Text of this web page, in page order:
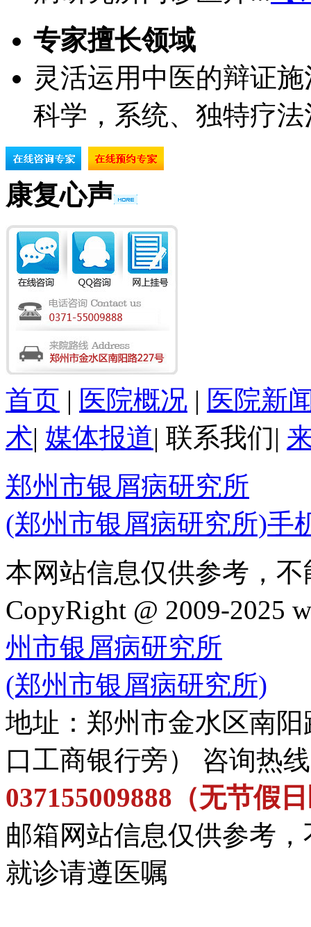
专家擅长领域
灵活运用中医的辩证
科学，系统、独特疗
康复心声
首页 | 医院概况 | 医院新
术| 媒体报道| 联系我们|
郑州市银屑病研究所
(郑州市银屑病研究所)手
本网站信息仅供参考，
CopyRight @ 2009-2025
州市银屑病研究所
(郑州市银屑病研究所)
地址：郑州市金水区南
口工商银行旁） 咨询热
037155009888（无节假
邮箱网站信息仅供参考
就诊请遵医嘱